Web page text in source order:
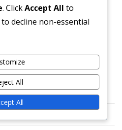
. ClickAccept All to
to decline non-essential
All
All